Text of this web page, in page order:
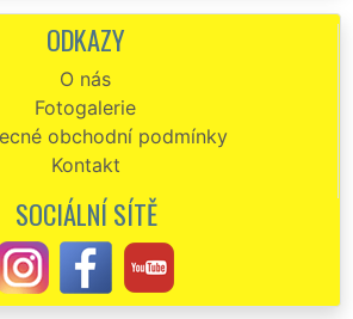
naposledy při stěhování domu v
pořádku. Doporučuji.
velmi profesionální, se službami stěhování
spokojeni.
děkuji Vašim stěhovákům. Přestěhovali můj
Vše proběhlo na jedničku. Ještě jednou
– extra fakt sedí. Stěhování bez jakéhokoli
na čas a celý dům odstěhovali ještě rychleji,
doporučuju stěhování s touto
ODKAZY
O nás
Fotogalerie
obchodní podmínky
Kontakt
SOCIÁLNÍ SÍTĚ